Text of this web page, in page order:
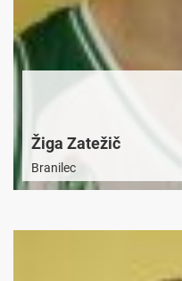
Žiga Zatežič
Branilec